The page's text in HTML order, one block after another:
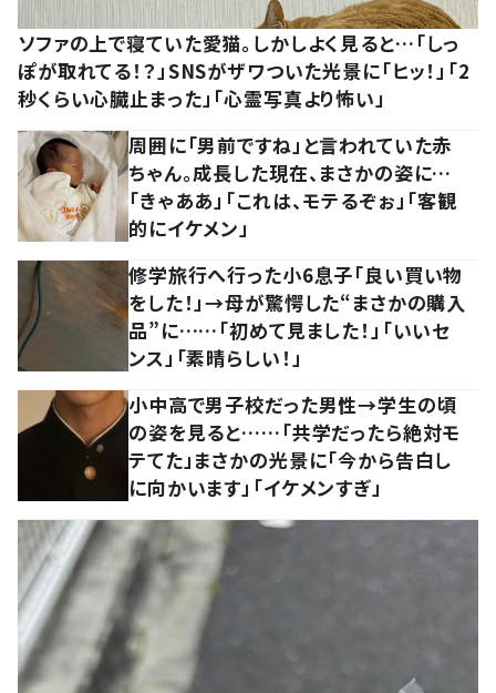
ソファの上で寝ていた愛猫。しかしよく見ると…「しっ
ぽが取れてる！？」SNSがザワついた光景に「ヒッ！」「2
秒くらい心臓止まった」「心霊写真より怖い」
周囲に「男前ですね」と言われていた赤
ちゃん。成長した現在、まさかの姿に…
「きゃああ」「これは、モテるぞぉ」「客観
的にイケメン」
修学旅行へ行った小6息子「良い買い物
をした！」→母が驚愕した“まさかの購入
品”に……「初めて見ました！」「いいセ
ンス」「素晴らしい！」
小中高で男子校だった男性→学生の頃
の姿を見ると……「共学だったら絶対モ
テてた」まさかの光景に「今から告白し
に向かいます」「イケメンすぎ」